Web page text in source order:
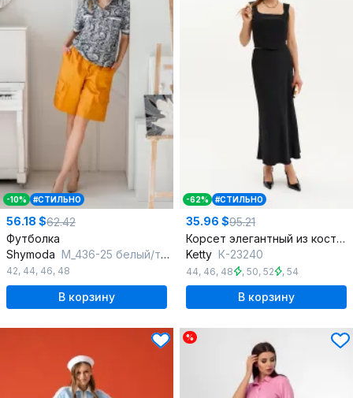
-10% #СТИЛЬНО
56.18 $62.42
Футболка
Shymoda М_436-25 белый/тёмно-синий_принт
42, 44, 46, 48
В корзину
-62% #СТИЛЬНО
35.96 $95.21
Корсет элегантный из костюмной ткани с регилином для фигуры
Ketty К-23240
44, 46, 48 , 50, 52 , 54
В корзину
%